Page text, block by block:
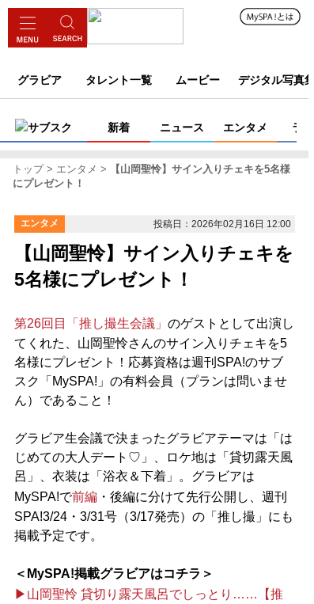
グラビア タレント一覧 ムービー デジタル写真集
サブスク 新着 ニュース エンタメ ライ
トップ エンタメ
【山岡聖怜】サイン入りチェキを5名様
にプレゼント！
エンタメ 投稿日：2026年02月16日 12:00
【山岡聖怜】サイン入りチェキを
5名様にプレゼント！
第26回目「推し撮生会議」 のゲストとして出演し
てくれた、山岡聖怜さんのサイン入りチェキを5
名様にプレゼント！応募資格は週刊SPA!のサブ
スク「MySPA!」の有料会員（プランは問いませ
ん）であること！
グラビア生会議で決まったグラビアテーマは「は
じめての大人デート♡」、ロケ地は「貸切露天風
呂」、衣装は「浴衣＆下着」。グラビアは
MySPA!で前編・後編に分けて先行公開し、週刊
SPA!3/24・3/31号（3/17発売）の「推し撮」にも
掲載予定です。
＜MySPA!掲載グラビアはコチラ＞
▶山岡聖怜 貸切り露天風呂でしっとり……【推